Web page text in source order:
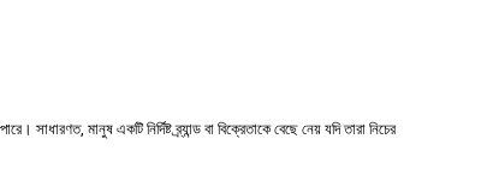
মানুষ একটি নির্দিষ্ট ব্র্যান্ড বা বিক্রেতাকে বেছে নেয় যদি তারা নিচের